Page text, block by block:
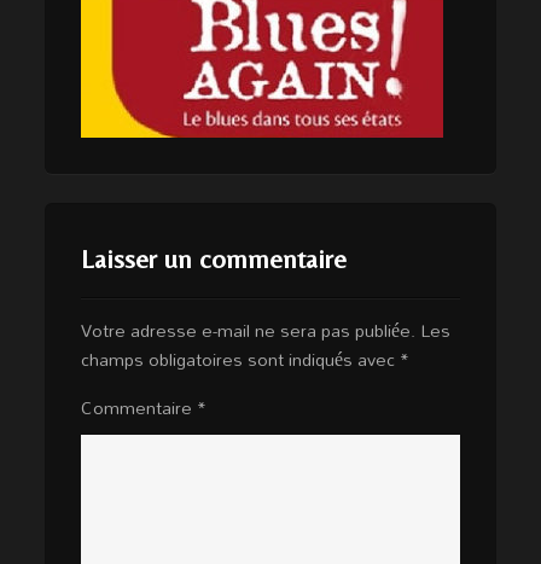
Laisser un commentaire
Votre adresse e-mail ne sera pas publiée. Les
champs obligatoires sont indiqués avec *
Commentaire *